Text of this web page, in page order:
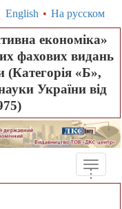
English • На русском
економіка»
фахових видань
(Категорія «Б»,
України від
Toggle
...